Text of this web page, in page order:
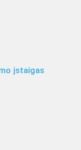
įstaigas